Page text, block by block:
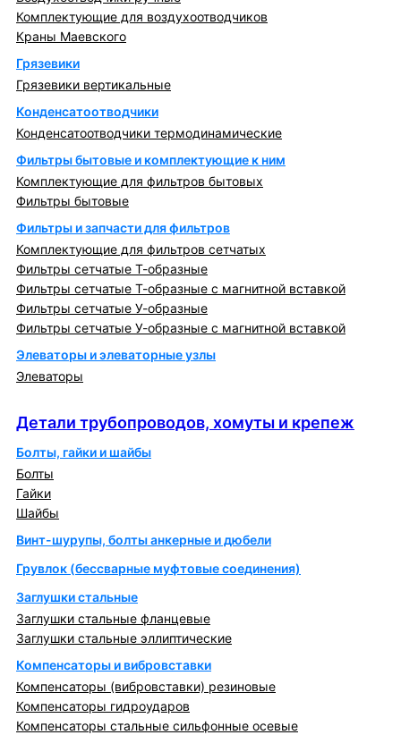
Комплектующие для воздухоотводчиков
Краны Маевского
Грязевики
Грязевики вертикальные
Конденсатоотводчики
Конденсатоотводчики термодинамические
Фильтры бытовые и комплектующие к ним
Комплектующие для фильтров бытовых
Фильтры бытовые
Фильтры и запчасти для фильтров
Комплектующие для фильтров сетчатых
Фильтры сетчатые Т-образные
Фильтры сетчатые Т-образные с магнитной вставкой
Фильтры сетчатые У-образные
Фильтры сетчатые У-образные с магнитной вставкой
Элеваторы и элеваторные узлы
Элеваторы
Детали трубопроводов, хомуты и крепеж
Болты, гайки и шайбы
Болты
Гайки
Шайбы
Винт-шурупы, болты анкерные и дюбели
Грувлок (бессварные муфтовые соединения)
Заглушки стальные
Заглушки стальные фланцевые
Заглушки стальные эллиптические
Компенсаторы и вибровставки
Компенсаторы (вибровставки) резиновые
Компенсаторы гидроударов
Компенсаторы стальные сильфонные осевые